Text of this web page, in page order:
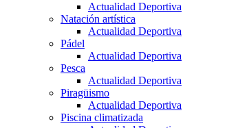
Actualidad Deportiva
Natación artística
Actualidad Deportiva
Pádel
Actualidad Deportiva
Pesca
Actualidad Deportiva
Piragüismo
Actualidad Deportiva
Piscina climatizada